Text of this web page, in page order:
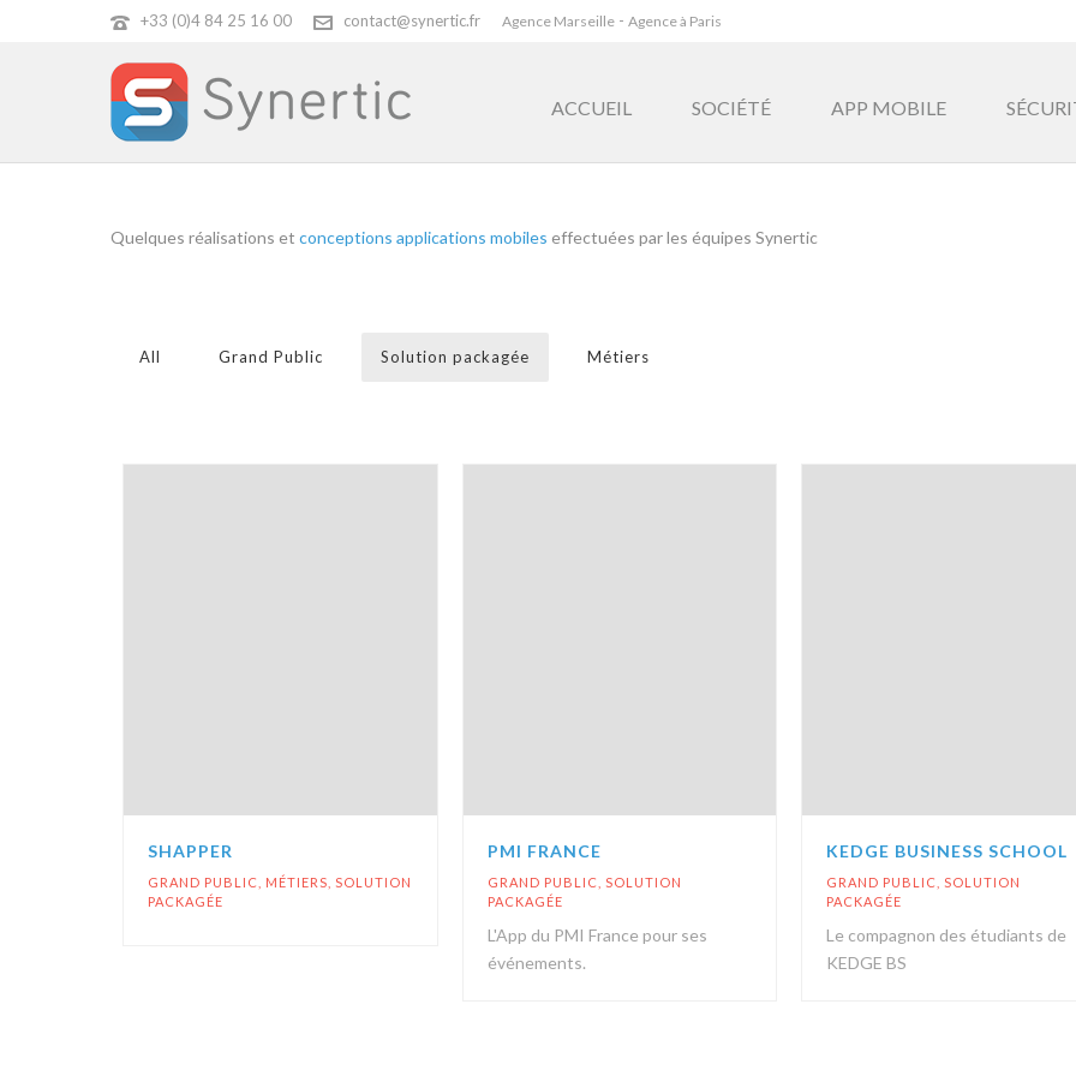
+33 (0)4 84 25 16 00 contact@synertic.fr Agence Marseille - Agence à Paris
ACCUEIL SOCIÉTÉ APP MOBILE
Quelques réalisations et conceptions applications mobiles effectuées par les équipes Synertic
All Grand Public Solution packagée Métiers
SHAPPER
GRAND PUBLIC MÉTIERS
SOLUTION
PACKAGÉE
PMI FRANCE
GRAND PUBLIC
SOLUTION
PACKAGÉE
L'App du PMI France pour ses
événements.
KEDGE BUSINESS SCHOOL
GRAND PUBLIC
SOLUTION
PACKAGÉE
Le compagnon des étudiants de
KEDGE BS